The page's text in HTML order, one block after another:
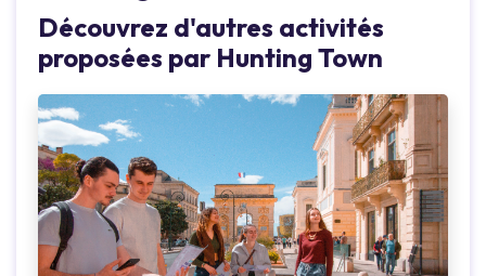
Découvrez d'autres activités
proposées par Hunting Town